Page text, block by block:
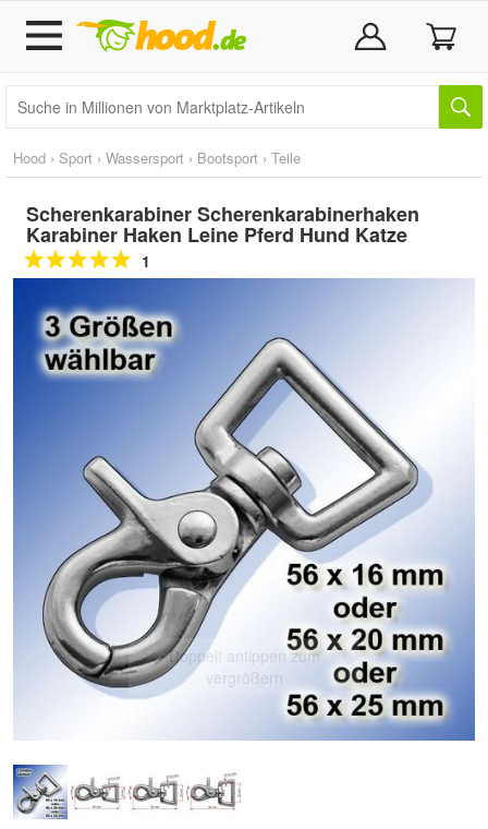
Hood › Sport › Wassersport › Bootsport › Teile
Scherenkarabiner Scherenkarabinerhaken
Karabiner Haken Leine Pferd Hund Katze
1
Doppelt antippen zum
vergrößern